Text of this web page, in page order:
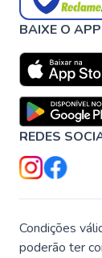
BAIXE O APP
REDES
Condições
poderão ter